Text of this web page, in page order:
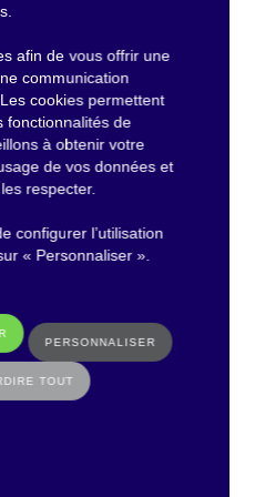
et Président d’Anjou
afin de vous offrir une
communication
cookies permettent
fonctionnalités de
à obtenir votre
de vos données et
respecter.
configurer l’utilisation
« Personnaliser ».
PERSONNALISER
TOUT